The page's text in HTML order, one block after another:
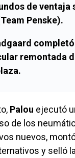
de ventaja
Team Penske).
remontada
Palou ejecutó
de los
nuevos,
y selló